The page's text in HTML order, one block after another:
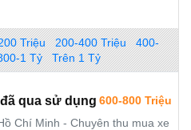
Triệu 200-400 Triệu
400-
1 Tỷ Trên 1 Tỷ
qua sử dụng 600-800 Triệu
Chí Minh - Chuyên thu mua xe